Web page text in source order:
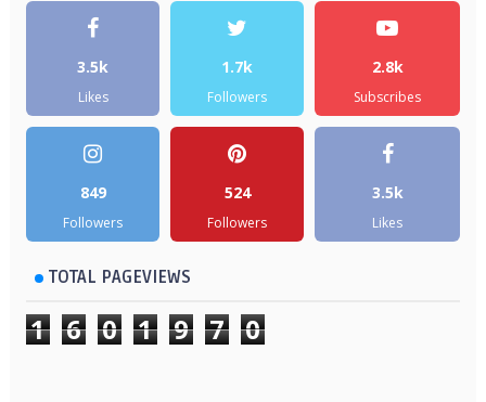
3.5k
Likes
1.7k
Followers
2.8k
Subscribes
849
Followers
524
Followers
3.5k
Likes
TOTAL PAGEVIEWS
1 6 0 1 9 7 0